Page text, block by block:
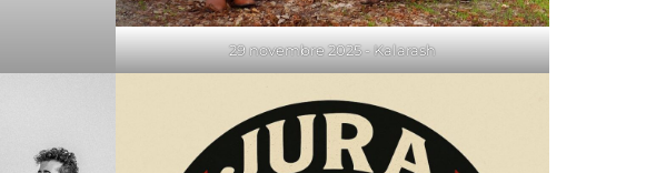
29 novembre 2025 - Kalarash